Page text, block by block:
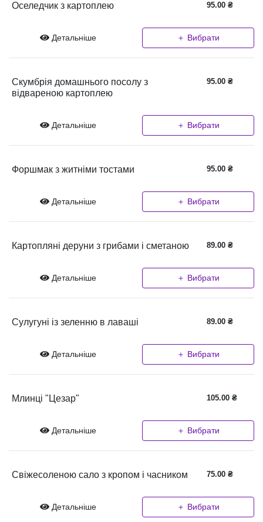
Оселедчик з картоплею 95.00 ₴
Детальніше ＋ Вибрати
Скумбрія домашнього посолу з
відвареною картоплею
95.00 ₴
Детальніше ＋ Вибрати
Форшмак з житніми тостами 95.00 ₴
Детальніше ＋ Вибрати
Картопляні деруни з грибами і сметаною 89.00 ₴
Детальніше ＋ Вибрати
Сулугуні із зеленню в лаваші 89.00 ₴
Детальніше ＋ Вибрати
Млинці "Цезар" 105.00 ₴
Детальніше ＋ Вибрати
Свіжесоленою сало з кропом і часником 75.00 ₴
Детальніше ＋ Вибрати